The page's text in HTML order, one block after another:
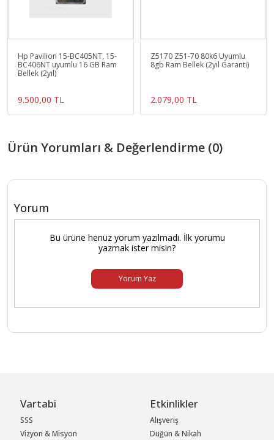
Hp Pavilion 15-BC405NT, 15-
BC406NT uyumlu 16 GB Ram
Bellek (2yıl)
9.500,00 TL
Z5170 Z51-70 80k6 Uyumlu
8gb Ram Bellek (2yıl Garanti)
2.079,00 TL
Ürün Yorumları & Değerlendirme (0)
Yorum
Bu ürüne henüz yorum yazılmadı. İlk yorumu
yazmak ister misin?
Yorum Yaz
Vartabi
SSS
Vizyon & Misyon
Etkinlikler
Alışveriş
Düğün & Nikah